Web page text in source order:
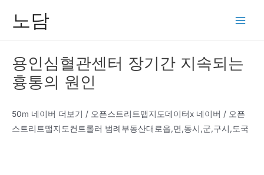
노담
용인심혈관센터 장기간 지속되는
흉통의 원인
50m 네이버 더보기 / 오픈스트리트맵지도데이터x 네이버 / 오픈
스트리트맵지도컨트롤러 범례부동산대로읍,면,동시,군,구시,도국